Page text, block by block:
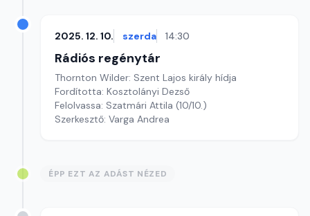
2025. 12. 10. szerda 14:30
Rádiós regénytár
Thornton Wilder: Szent Lajos király hídja
Fordította: Kosztolányi Dezső
Felolvassa: Szatmári Attila (10/10.)
Szerkesztő: Varga Andrea
ÉPP EZT AZ ADÁST NÉZED